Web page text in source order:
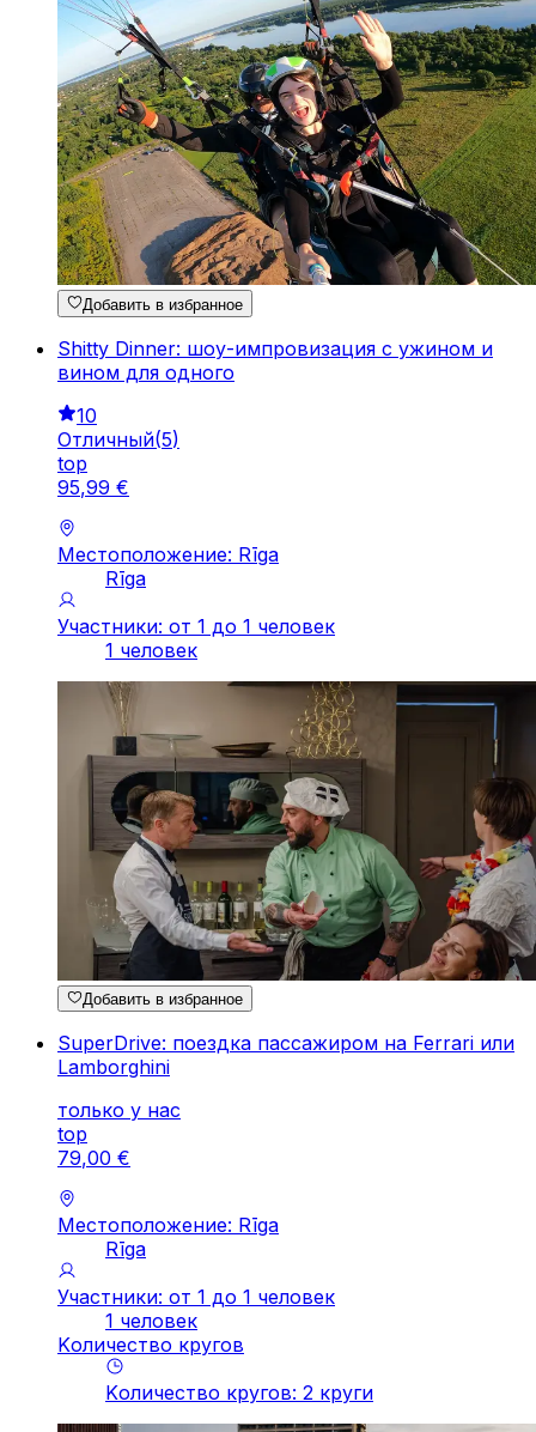
Добавить в избранное
Shitty Dinner: шоу-импровизация с ужином и
вином для одного
10
Отличный(5)
top
95,99 €
Местоположение: Rīga
Rīga
Участники: от 1 до 1 человек
1 человек
Добавить в избранное
SuperDrive: поездка пассажиром на Ferrari или
Lamborghini
только у нас
top
79,00 €
Местоположение: Rīga
Rīga
Участники: от 1 до 1 человек
1 человек
Kоличество кругов
Kоличество кругов: 2 круги